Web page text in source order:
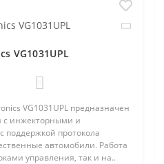
VG1031UPL
VG1031UPL предназначен
с инжекторными и
поддержкой протокола
автомобили. Работа
управления, так и на..